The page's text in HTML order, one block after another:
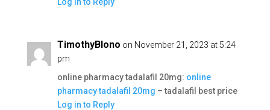
TimothyBlono on November 21, 2023 at 5:24
pm
online pharmacy tadalafil 20mg: online
pharmacy tadalafil 20mg – tadalafil best price
Log in to Reply